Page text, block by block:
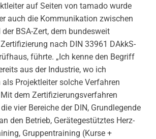
auf Seiten von tamado wurde
auch die Kommunikation zwischen
BSA-Zert, dem bundesweit
nach DIN 33961 DAkkS-
führte. „Ich kenne den Begriff
aus der Industrie, wo ich
Projektleiter solche Verfahren
Mit dem Zertifizierungsverfahren
vier Bereiche der DIN, Grundlegende
den Betrieb, Gerätegestütztes Herz-
Gruppentraining (Kurse +